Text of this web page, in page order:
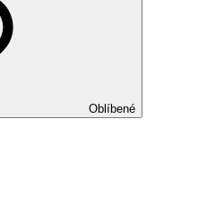
Oblíbené